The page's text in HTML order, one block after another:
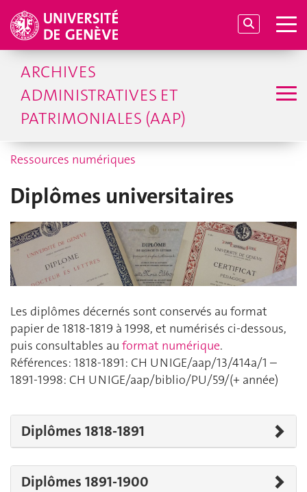
ARCHIVES
ADMINISTRATIVES ET
PATRIMONIALES (AAP)
Ressources numériques
Diplômes universitaires
Les diplômes décernés sont conservés au format
papier de 1818-1819 à 1998, et numérisés ci-dessous,
puis consultables au format numérique.
Références: 1818-1891: CH UNIGE/aap/13/414a/1 –
1891-1998: CH UNIGE/aap/biblio/PU/59/(+ année)
Diplômes 1818-1891
Diplômes 1891-1900